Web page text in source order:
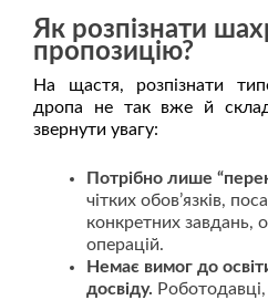
Як розпізнати
пропозицію?
На щастя, розпізнати
дропа не так вже й
звернути увагу:
Потрібно лише
чітких обов’язків,
конкретних завдань,
операцій.
Немає вимог до
досвіду.